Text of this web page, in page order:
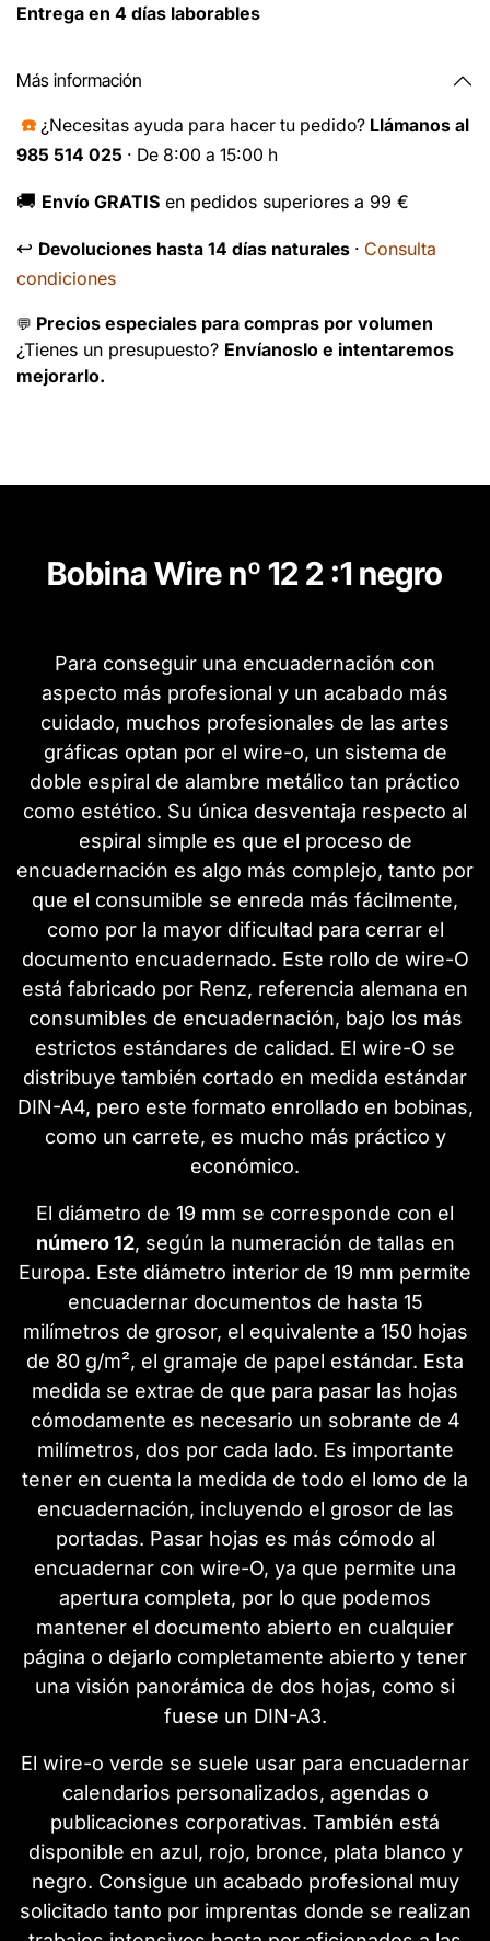
Entrega en 4 días laborables
Más información
☎️ ¿Necesitas ayuda para hacer tu pedido? Llámanos al
985 514 025 · De 8:00 a 15:00 h
🚚 Envío GRATIS en pedidos superiores a 99 €
↩️ Devoluciones hasta 14 días naturales · Consulta
condiciones
💬 Precios especiales para compras por volumen
¿Tienes un presupuesto? Envíanoslo e intentaremos
mejorarlo.
Bobina Wire nº 12 2 :1 negro
Para conseguir una encuadernación con
aspecto más profesional y un acabado más
cuidado, muchos profesionales de las artes
gráficas optan por el wire-o, un sistema de
doble espiral de alambre metálico tan práctico
como estético. Su única desventaja respecto al
espiral simple es que el proceso de
encuadernación es algo más complejo, tanto por
que el consumible se enreda más fácilmente,
como por la mayor dificultad para cerrar el
documento encuadernado. Este rollo de wire-O
está fabricado por Renz, referencia alemana en
consumibles de encuadernación, bajo los más
estrictos estándares de calidad. El wire-O se
distribuye también cortado en medida estándar
DIN-A4, pero este formato enrollado en bobinas,
como un carrete, es mucho más práctico y
económico.
El diámetro de 19 mm se corresponde con el
número 12, según la numeración de tallas en
Europa. Este diámetro interior de 19 mm permite
encuadernar documentos de hasta 15
milímetros de grosor, el equivalente a 150 hojas
de 80 g/m², el gramaje de papel estándar. Esta
medida se extrae de que para pasar las hojas
cómodamente es necesario un sobrante de 4
milímetros, dos por cada lado. Es importante
tener en cuenta la medida de todo el lomo de la
encuadernación, incluyendo el grosor de las
portadas. Pasar hojas es más cómodo al
encuadernar con wire-O, ya que permite una
apertura completa, por lo que podemos
mantener el documento abierto en cualquier
página o dejarlo completamente abierto y tener
una visión panorámica de dos hojas, como si
fuese un DIN-A3.
El wire-o verde se suele usar para encuadernar
calendarios personalizados, agendas o
publicaciones corporativas. También está
disponible en azul, rojo, bronce, plata blanco y
negro. Consigue un acabado profesional muy
solicitado tanto por imprentas donde se realizan